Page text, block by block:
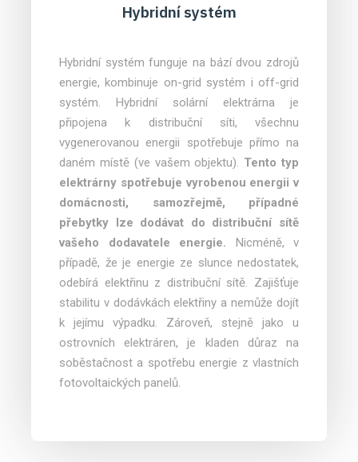
Hybridní systém
Hybridní systém funguje na bází dvou zdrojů
energie, kombinuje on-grid systém i off-grid
systém. Hybridní solární elektrárna je
připojena k distribuční síti, všechnu
vygenerovanou energii spotřebuje přímo na
daném místě (ve vašem objektu). Tento typ
elektrárny spotřebuje vyrobenou energii v
domácnosti, samozřejmě, případné
přebytky lze dodávat do distribuční sítě
vašeho dodavatele energie. Nicméně, v
případě, že je energie ze slunce nedostatek,
odebírá elektřinu z distribuční sítě. Zajišťuje
stabilitu v dodávkách elektřiny a nemůže dojít
k jejímu výpadku. Zároveň, stejně jako u
ostrovních elektráren, je kladen důraz na
soběstačnost a spotřebu energie z vlastních
fotovoltaických panelů.